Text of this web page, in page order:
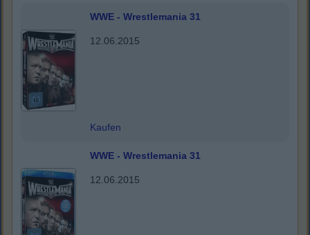
WWE - Wrestlemania 31
12.06.2015
Kaufen
WWE - Wrestlemania 31
12.06.2015